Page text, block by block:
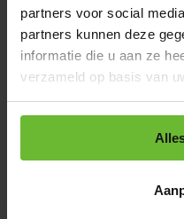
partners voor social
partners kunnen deze
informatie die u aan ze
verzameld op basis van
Zakje 60 gram
Op voorraad
Strooibus 200
Art# 17219K